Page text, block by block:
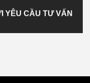
YÊU CẦU TƯ VẤN